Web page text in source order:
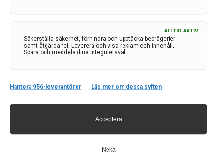
Säkerställa säkerhet, förhindra och upptäcka bedrägerier
samt åtgärda fel, Leverera och visa reklam och innehåll,
Spara och meddela dina integritetsval.
ALLTID AKTIV
Hantera 956-leverantörer Läs mer om dessa syften
Acceptera
Neka
Neurologi i Sverige
c/o Forskaren Office Hub